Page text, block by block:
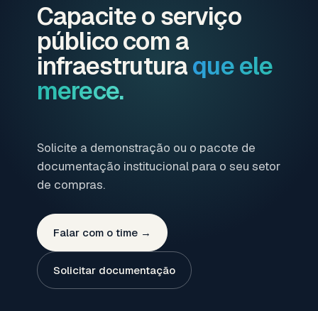
Capacite o serviço
público com a
infraestruturaque ele
merece.
Solicite a demonstração ou o pacote de
documentação institucional para o seu setor
de compras.
Falar com o time →
Solicitar documentação